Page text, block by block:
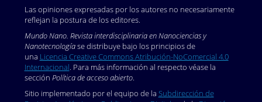
Las opiniones expresadas por los autores no necesariamente
reflejan la postura de los editores.
Mundo Nano. Revista interdisciplinaria en Nanociencias y
Nanotecnologíase distribuye bajo los principios de
una Licencia Creative Commons Atribución-NoComercial 4.0
Internacional. Para más información al respecto véase la
sección Política de acceso abierto.
Sitio implementado por el equipo de la Subdirección de